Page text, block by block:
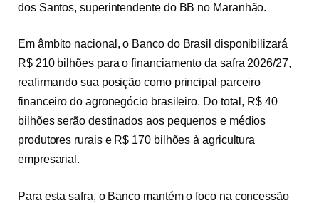
dos Santos, superintendente do BB no Maranhão.
Em âmbito nacional, o Banco do Brasil disponibilizará
R$ 210 bilhões para o financiamento da safra 2026/27,
reafirmando sua posição como principal parceiro
financeiro do agronegócio brasileiro. Do total, R$ 40
bilhões serão destinados aos pequenos e médios
produtores rurais e R$ 170 bilhões à agricultura
empresarial.
Para esta safra, o Banco mantém o foco na concessão